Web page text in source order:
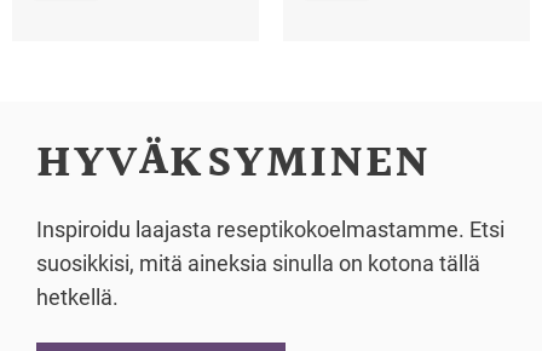
HYVÄKSYMINEN
Inspiroidu laajasta reseptikokoelmastamme. Etsi
suosikkisi, mitä aineksia sinulla on kotona tällä
hetkellä.